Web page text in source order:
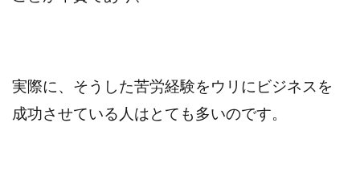
実際に、そうした苦労経験をウリにビジネスを
成功させている人はとても多いのです。